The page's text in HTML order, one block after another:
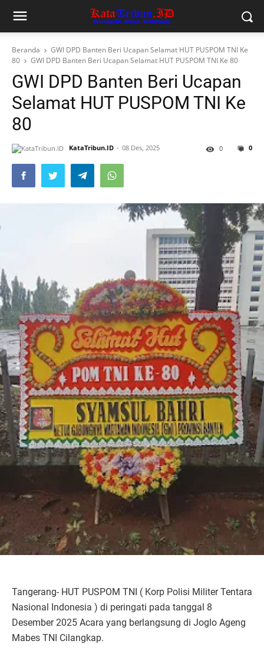
Beranda
GWI DPD Banten Beri Ucapan Selamat HUT PUSPOM TNI Ke
80
GWI DPD Banten Beri Ucapan Selamat HUT PUSPOM TNI Ke 80
GWI DPD Banten Beri Ucapan
Selamat HUT PUSPOM TNI Ke
80
KataTribun.ID 08 Des, 2025 0
0
Tangerang- HUT PUSPOM TNI ( Korp Polisi Militer Tentara
Nasional Indonesia ) di peringati pada tanggal 8
Desember 2025 Acara yang berlangsung di Joglo Ageng
Mabes TNI Cilangkap.